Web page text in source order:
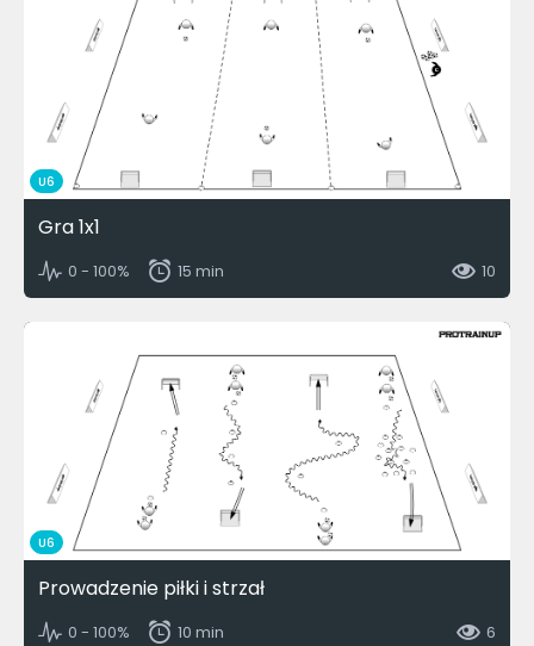
U6
Gra 1x1
0 - 100% 15 min 10
U6
Prowadzenie piłki i strzał
0 - 100% 10 min 6